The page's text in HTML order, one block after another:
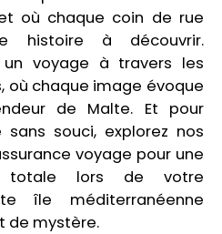
où chaque coin de rue
histoire à découvrir.
un voyage à travers les
où chaque image évoque
de Malte. Et pour
souci, explorez nos
voyage pour une
totale lors de votre
île méditerranéenne
de mystère.